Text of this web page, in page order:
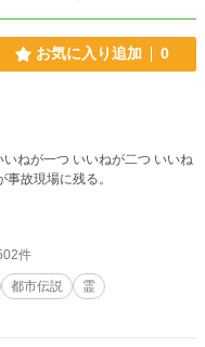
お気に入り追加 0
りない」 彼の未練が事故現場に残る。
件
都市伝説
霊